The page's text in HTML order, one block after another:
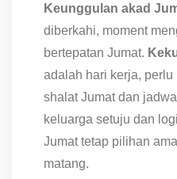
Keunggulan akad
diberkahi, moment
bertepatan Jumat.
adalah hari kerja,
shalat Jumat dan
keluarga setuju dan
Jumat tetap pilihan
matang.